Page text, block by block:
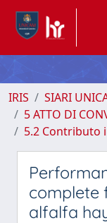
IRIS
SIARI
5 ATTO DI
5.2 Contributo
complete
alfalfa